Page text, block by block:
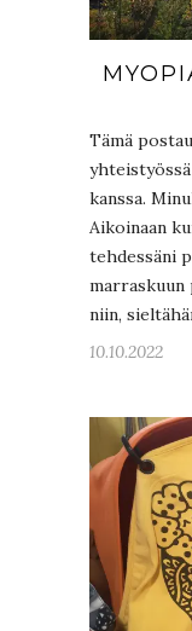
Tämä
kanssa.
Aikoinaan
tehdessäni
marraskuun
niin,
10.10.2022